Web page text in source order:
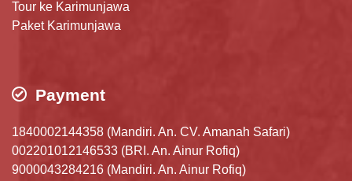
Tour ke Karimunjawa
Paket Karimunjawa
Payment
1840002144358 (Mandiri. An. CV. Amanah Safari)
002201012146533 (BRI. An. Ainur Rofiq)
9000043284216 (Mandiri. An. Ainur Rofiq)